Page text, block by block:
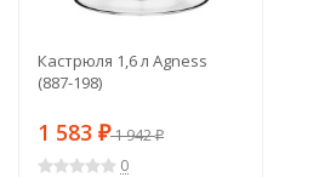
Кастрюля 1,6 л Agness
(887-198)
1 583 ₽1 942₽
0